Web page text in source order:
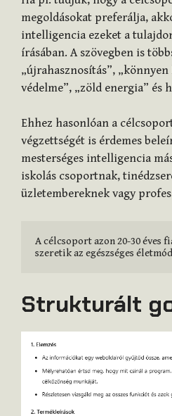
megoldásokat preferálja,
intelligencia ezeket a
írásában. A szövegben is
„újrahasznosítás”,
védelme”, „zöld energia” és
Ehhez hasonlóan a
végzettségét is érdemes
mesterséges intelligencia
iskolás csoportnak,
üzletembereknek vagy
A célcsoport azon 20-30 éves
szeretik az egészséges
Strukturált